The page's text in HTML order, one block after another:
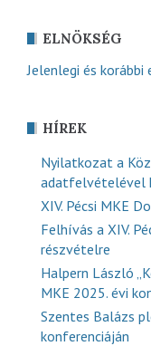
ELNÖKSÉG
Jelenlegi és korábbi
HÍREK
Nyilatkozat a
adatfelvételével
XIV. Pécsi MKE
Felhívás a XIV.
részvételre
Halpern László
MKE 2025. évi
Szentes Balázs
konferenciáján